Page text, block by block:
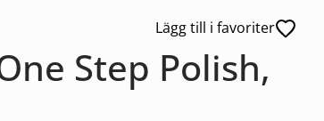
Lägg till i favoriter
Step Polish,